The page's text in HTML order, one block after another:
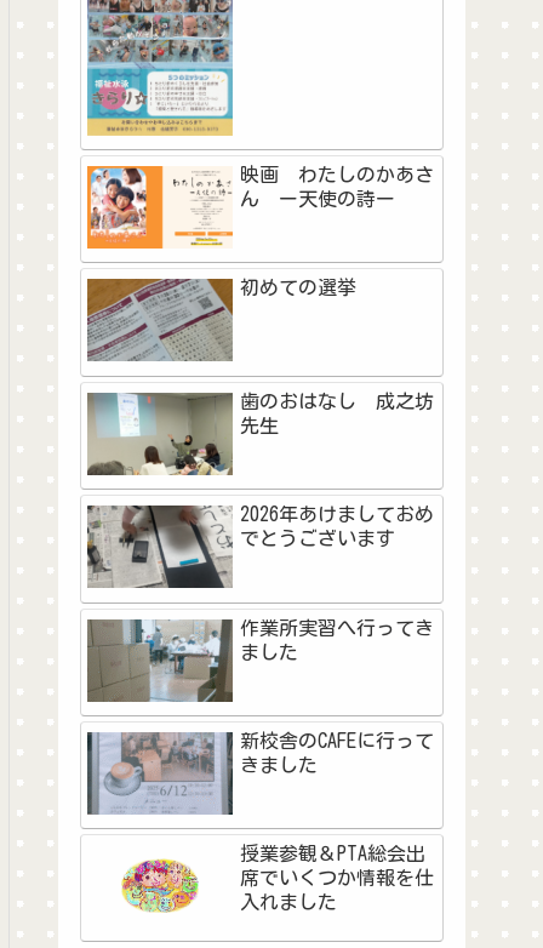
映画 わたしのかあさ
ん ー天使の詩ー
初めての選挙
歯のおはなし 成之坊
先生
2026年あけましておめ
でとうございます
作業所実習へ行ってき
ました
新校舎のCAFEに行って
きました
授業参観＆PTA総会出
席でいくつか情報を仕
入れました